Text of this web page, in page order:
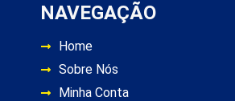
NAVEGAÇÃO
Home
Sobre Nós
Minha Conta